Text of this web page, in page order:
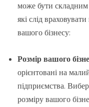
може бути складним
які слід
вашого бізнесу:
Розмір вашого
орієнтовані на
підприємства.
розміру вашого